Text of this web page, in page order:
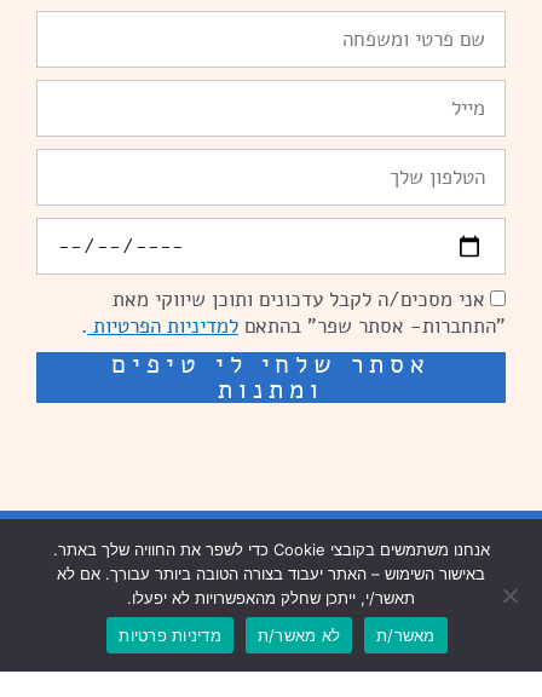
פרטי
ומשפחה
הסכמהאני מסכים/ה לקבל עדכונים ותוכן שיווקי מאת
"התחברות- אסתר שפר" בהתאם למדיניות הפרטיות .
אסתר שלחי לי טיפים
ומתנות
שיפור מהירות אתרים נזר מדיה
עיצוב וכתיבה שיווקית: פנדה תקשורת
אנחנו משתמשים בקובצי Cookie כדי לשפר את החוויה שלך באתר.
באישור השימוש – האתר יעבוד בצורה הטובה ביותר עבורך. אם לא
תאשר/י, ייתכן שחלק מהאפשרויות לא יפעלו.
מאשר/ת
לא מאשר/ת מדיניות פרטיות